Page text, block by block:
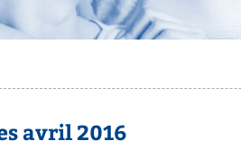
avril 2016